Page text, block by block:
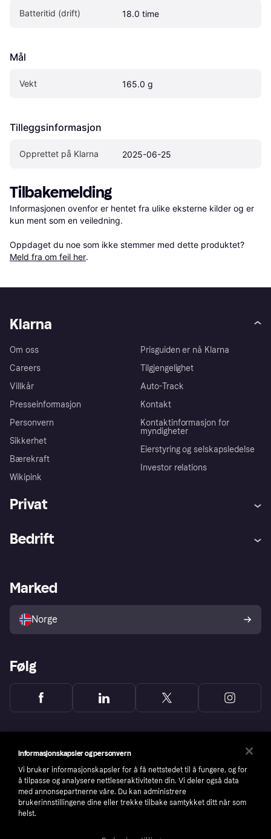
Batteritid (drift) 18.0 time
Mål
Vekt 165.0 g
Tilleggsinformasjon
Opprettet på Klarna 2025-06-25
Tilbakemelding
Informasjonen ovenfor er hentet fra ulike eksterne kilder og er
kun ment som en veiledning.
Oppdaget du noe som ikke stemmer med dette produktet?
Meld fra om feil her.
Klarna
Om oss
Careers
Villkår
Presseinformasjon
Personvern
Sikkerhet
Bærekraft
Wikipink
Prisguiden er nå Klarna
Tilgjengelighet
Auto-Track
Kontakt
Kontaktinformasjon for
myndigheter
Eierstyring og selskapsledelse
Investor relations
Privat
Utforsk butikker
Bedrift
Merchant portal
Marked
Norge
Følg
Informasjonskapsler og personvern
Vi bruker informasjonskapsler for å få nettstedet til å fungere, og for
å tilpasse og analysere nettleseraktiviteten din. Vi deler også data
med annonsepartnerne våre. Du kan administrere
brukerinnstillingene dine eller trekke tilbake samtykket ditt når som
helst.